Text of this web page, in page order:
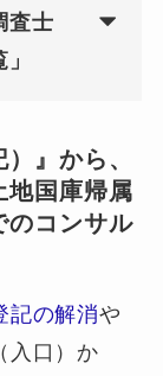
査士
』から、
地国庫帰属
のコンサル
記の解消や
入口）か